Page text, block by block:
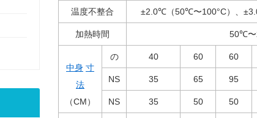
温度不整合 ±2.0℃（50℃〜100°C）、
加熱時間 50℃〜
中身 寸
法
（CM）
の 40 60 60
NS 35 65 95
NS 35 50 50